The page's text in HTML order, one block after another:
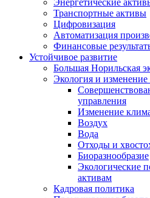
Транспортные активы
Цифровизация
Автоматизация
Финансовые
Устойчивое развитие
Большая Норильская
Экология и изменение
управления
Изменение
Воздух
Вода
Отходы и
Биоразнообразие
Экологические
активам
Кадровая политика